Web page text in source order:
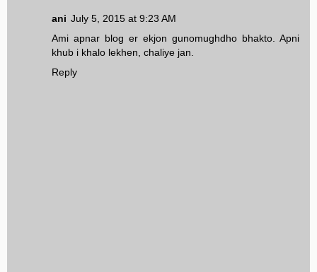
ani July 5, 2015 at 9:23 AM
Ami apnar blog er ekjon gunomughdho bhakto. Apni
khub i khalo lekhen, chaliye jan.
Reply